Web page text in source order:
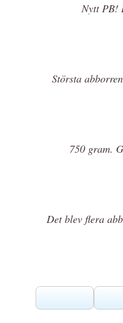
Nytt PB!
Största
750 gram.
Det blev flera